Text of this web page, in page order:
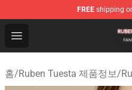
FREE shipping
Open menu
Ruben Tuesta Shop -
홈/Ruben Tuesta 제품정보/